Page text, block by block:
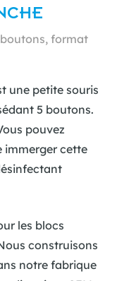
format
une petite souris
5 boutons.
pouvez
immerger cette
les blocs
construisons
notre fabrique